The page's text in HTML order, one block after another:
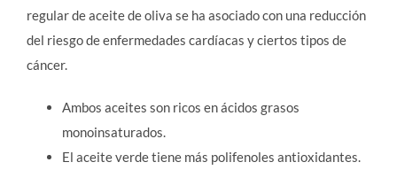
regular de aceite de oliva se ha asociado con una reducción
del riesgo de enfermedades cardíacas y ciertos tipos de
cáncer.
Ambos aceites son ricos en ácidos grasos
monoinsaturados.
El aceite verde tiene más polifenoles antioxidantes.